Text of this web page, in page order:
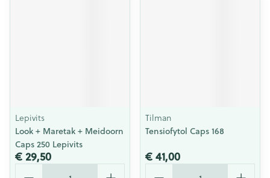
Lepivits
Look + Maretak + Meidoorn
Caps 250 Lepivits
€ 29,50
Aantal
Tilman
Tensiofytol Caps 168
€ 41,00
Aantal